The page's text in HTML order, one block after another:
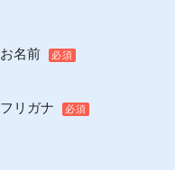
お名前 必須
フリガナ 必須